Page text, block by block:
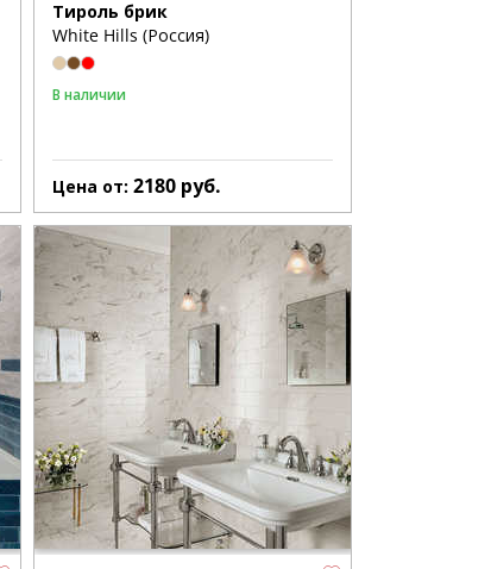
Тироль брик
White Hills (Россия)
В наличии
Цена от: 2180 руб.